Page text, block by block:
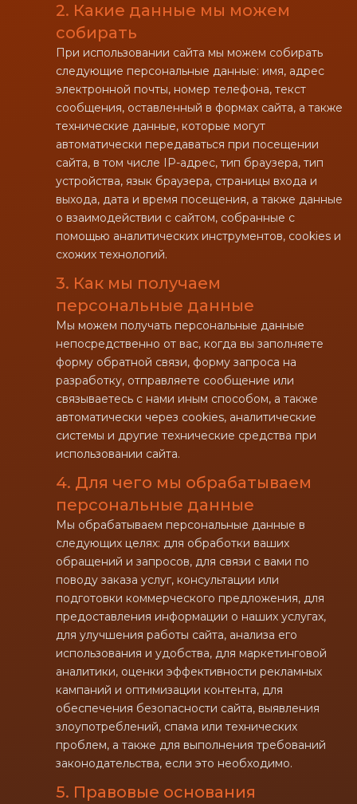
2. Какие данные мы можем
собирать
При использовании сайта мы можем собирать
следующие персональные данные: имя, адрес
электронной почты, номер телефона, текст
сообщения, оставленный в формах сайта, а также
технические данные, которые могут
автоматически передаваться при посещении
сайта, в том числе IP-адрес, тип браузера, тип
устройства, язык браузера, страницы входа и
выхода, дата и время посещения, а также данные
о взаимодействии с сайтом, собранные с
помощью аналитических инструментов, cookies и
схожих технологий.
3. Как мы получаем
персональные данные
Мы можем получать персональные данные
непосредственно от вас, когда вы заполняете
форму обратной связи, форму запроса на
разработку, отправляете сообщение или
связываетесь с нами иным способом, а также
автоматически через cookies, аналитические
системы и другие технические средства при
использовании сайта.
4. Для чего мы обрабатываем
персональные данные
Мы обрабатываем персональные данные в
следующих целях: для обработки ваших
обращений и запросов, для связи с вами по
поводу заказа услуг, консультации или
подготовки коммерческого предложения, для
предоставления информации о наших услугах,
для улучшения работы сайта, анализа его
использования и удобства, для маркетинговой
аналитики, оценки эффективности рекламных
кампаний и оптимизации контента, для
обеспечения безопасности сайта, выявления
злоупотреблений, спама или технических
проблем, а также для выполнения требований
законодательства, если это необходимо.
5. Правовые основания